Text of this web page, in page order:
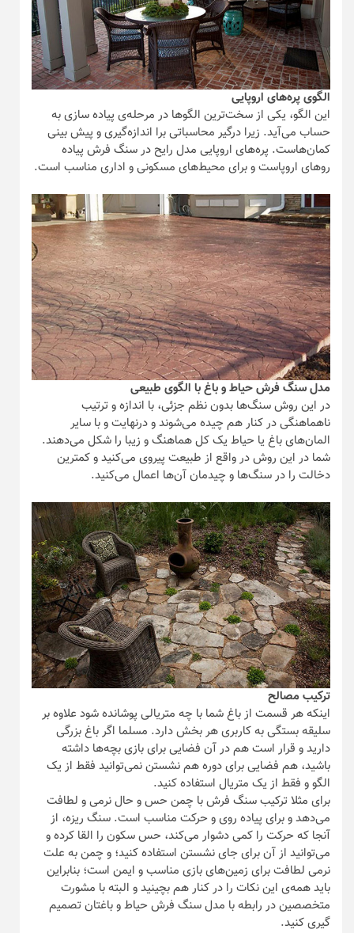
الگوی پره‌های اروپایی
این الگو، یکی از سخت‌ترین الگو‌ها در مرحله‌ی پیاده سازی به
حساب می‌آید. زیرا درگیر محاسباتی برا اندازه‌گیری و پیش بینی
کمان‌هاست. پره‌های اروپایی مدل رایح در سنگ فرش پیاده
رو‌های اروپاست و برای محیط‌های مسکونی و اداری مناسب است.
مدل سنگ فرش حیاط و باغ با الگوی طبیعی
در این روش سنگ‌ها بدون نظم جزئی، با اندازه و ترتیب
ناهماهنگی در کنار هم چیده می‌شوند و درنهایت و با سایر
المان‌های باغ یا حیاط یک کل هماهنگ و زیبا را شکل می‌دهند.
شما در این روش در واقع از طبیعت پیروی می‌کنید و کمترین
دخالت را در سنگ‌ها و چیدمان آن‌ها اعمال می‌کنید.
ترکیب مصالح
اینکه هر قسمت از باغ شما با چه متریالی پوشانده شود علاوه بر
سلیقه بستگی به کاربری هر بخش دارد. مسلما اگر باغ بزرگی
دارید و قرار است هم در آن فضایی برای بازی بچه‌ها داشته
باشید، هم فضایی برای دوره هم نشستن نمی‌توانید فقط از یک
الگو و فقط از یک متریال استفاده کنید.
برای مثلا ترکیب سنگ فرش با چمن حس و حال نرمی و لطافت
می‌دهد و برای پیاده روی و حرکت مناسب است. سنگ ریزه، از
آنجا که حرکت را کمی دشوار می‌کند، حس سکون را القا کرده و
می‌توانید از آن برای جای نشستن استفاده کنید؛ و چمن به علت
نرمی لطافت برای زمین‌های بازی مناسب و ایمن است؛ بنابراین
باید همه‌ی این نکات را در کنار هم بچینید و البته با مشورت
متخصصین در رابطه با مدل سنگ فرش حیاط و باغتان تصمیم
گیری کنید.